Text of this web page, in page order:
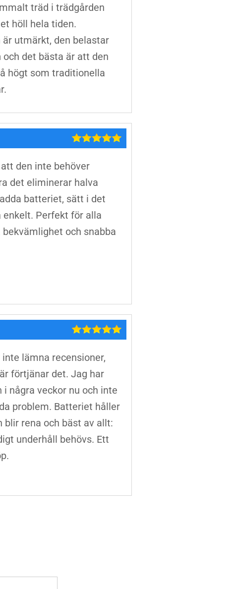
träd i trädgården
höll hela tiden.
är utmärkt, den belastar
och det bästa är att den
högt som traditionella
den inte behöver
det eliminerar halva
batteriet, sätt i det
enkelt. Perfekt för alla
och snabba
lämna recensioner,
förtjänar det. Jag har
i några veckor nu och inte
problem. Batteriet håller
blir rena och bäst av allt:
underhåll behövs. Ett